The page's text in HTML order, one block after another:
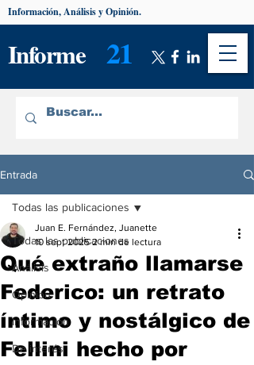
Informe 21
Información, Análisis y Opinión.
Entrada
Todas las publicaciones
Análisis
Opinión
Información
De interés
Todas las publicaciones
Qué extraño llamarse
Federico: un retrato
íntimo y nostálgico de
Fellini hecho por
Juan E. Fernández, Juanette
10 sept 2025 2 min de lectura